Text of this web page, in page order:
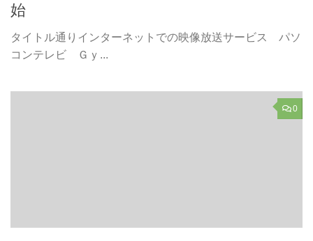
始
タイトル通りインターネットでの映像放送サービス パソ
コンテレビ Ｇｙ...
0